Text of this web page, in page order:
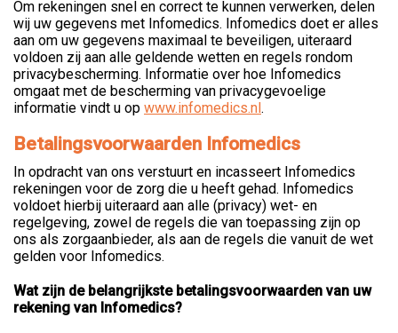
Om rekeningen snel en correct te kunnen verwerken, delen
wij uw gegevens met Infomedics. Infomedics doet er alles
aan om uw gegevens maximaal te beveiligen, uiteraard
voldoen zij aan alle geldende wetten en regels rondom
privacybescherming. Informatie over hoe Infomedics
omgaat met de bescherming van privacygevoelige
informatie vindt u op www.infomedics.nl .
Betalingsvoorwaarden Infomedics
In opdracht van ons verstuurt en incasseert Infomedics
rekeningen voor de zorg die u heeft gehad. Infomedics
voldoet hierbij uiteraard aan alle (privacy) wet- en
regelgeving, zowel de regels die van toepassing zijn op
ons als zorgaanbieder, als aan de regels die vanuit de wet
gelden voor Infomedics.
Wat zijn de belangrijkste betalingsvoorwaarden van uw
rekening van Infomedics?